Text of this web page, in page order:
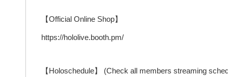
【Official Online Shop】
https://hololive.booth.pm/
【Holoschedule】 (Check all members streaming